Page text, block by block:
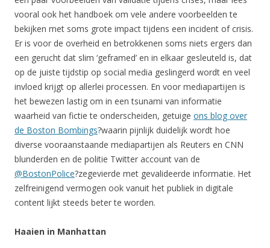
vooral ook het handboek om vele andere voorbeelden te
bekijken met soms grote impact tijdens een incident of crisis.
Er is voor de overheid en betrokkenen soms niets ergers dan
een gerucht dat slim ‘geframed’ en in elkaar gesleuteld is, dat
op de juiste tijdstip op social media geslingerd wordt en veel
invloed krijgt op allerlei processen. En voor mediapartijen is
het bewezen lastig om in een tsunami van informatie
waarheid van fictie te onderscheiden, getuige ons blog over
de Boston Bombings?waarin pijnlijk duidelijk wordt hoe
diverse vooraanstaande mediapartijen als Reuters en CNN
blunderden en de politie Twitter account van de
@BostonPolice?zegevierde met gevalideerde informatie. Het
zelfreinigend vermogen ook vanuit het publiek in digitale
content lijkt steeds beter te worden.
Haaien in Manhattan